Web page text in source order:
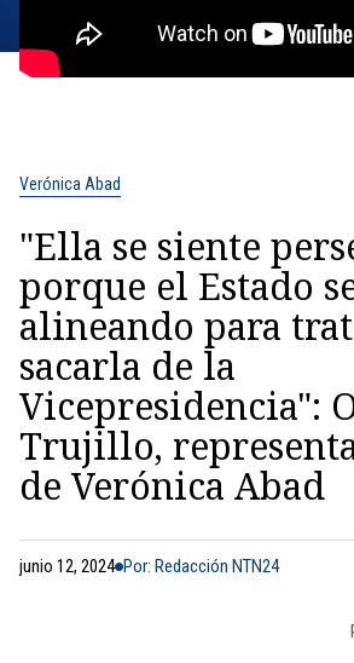
Verónica Abad
"Ella se siente
porque el Estado
alineando para
sacarla de la
Vicepresidencia":
Trujillo,
de Verónica Abad
junio 12, 2024 Por: Redacción NTN24